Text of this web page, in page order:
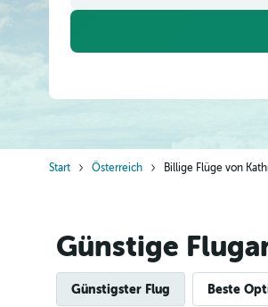
Start Österreich Billige Flüge von
Günstige
Günstigster Flug Beste